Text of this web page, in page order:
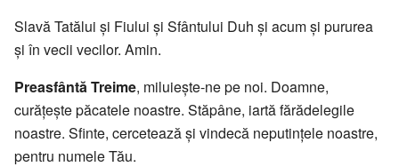
Slavă Tatălui și Fiului și Sfântului Duh și acum și pururea
și în vecii vecilor. Amin.
Preasfântă Treime, miluiește-ne pe noi. Doam­ne,
curățește păcatele noastre. Stăpâne, iartă fărădelegile
noastre. Sfinte, cercetează și vin­decă neputințele noas­tre,
pentru numele Tău.